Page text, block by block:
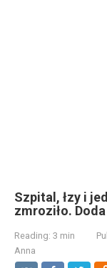
Szpital, łzy i
zmroziło.
Reading: 3 min
Anna